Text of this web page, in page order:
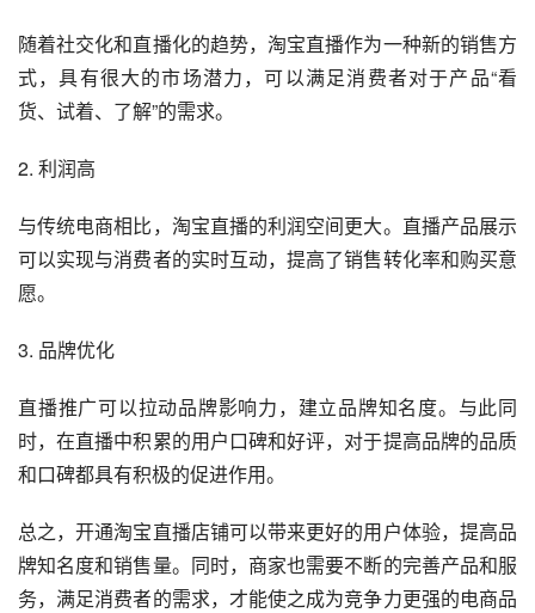
随着社交化和直播化的趋势，淘宝直播作为一种新的销售方
式，具有很大的市场潜力，可以满足消费者对于产品“看
货、试着、了解”的需求。
2. 利润高
与传统电商相比，淘宝直播的利润空间更大。直播产品展示
可以实现与消费者的实时互动，提高了销售转化率和购买意
愿。
3. 品牌优化
直播推广可以拉动品牌影响力，建立品牌知名度。与此同
时，在直播中积累的用户口碑和好评，对于提高品牌的品质
和口碑都具有积极的促进作用。
总之，开通淘宝直播店铺可以带来更好的用户体验，提高品
牌知名度和销售量。同时，商家也需要不断的完善产品和服
务，满足消费者的需求，才能使之成为竞争力更强的电商品